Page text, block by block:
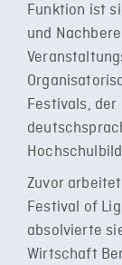
Funktion ist
und
Festivals,
Zuvor
Festival of
absolvierte
Wirtschaft